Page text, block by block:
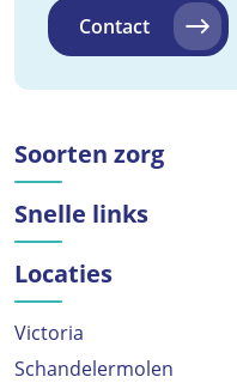
Contact
Soorten zorg
Snelle links
Locaties
Victoria
Schandelermolen